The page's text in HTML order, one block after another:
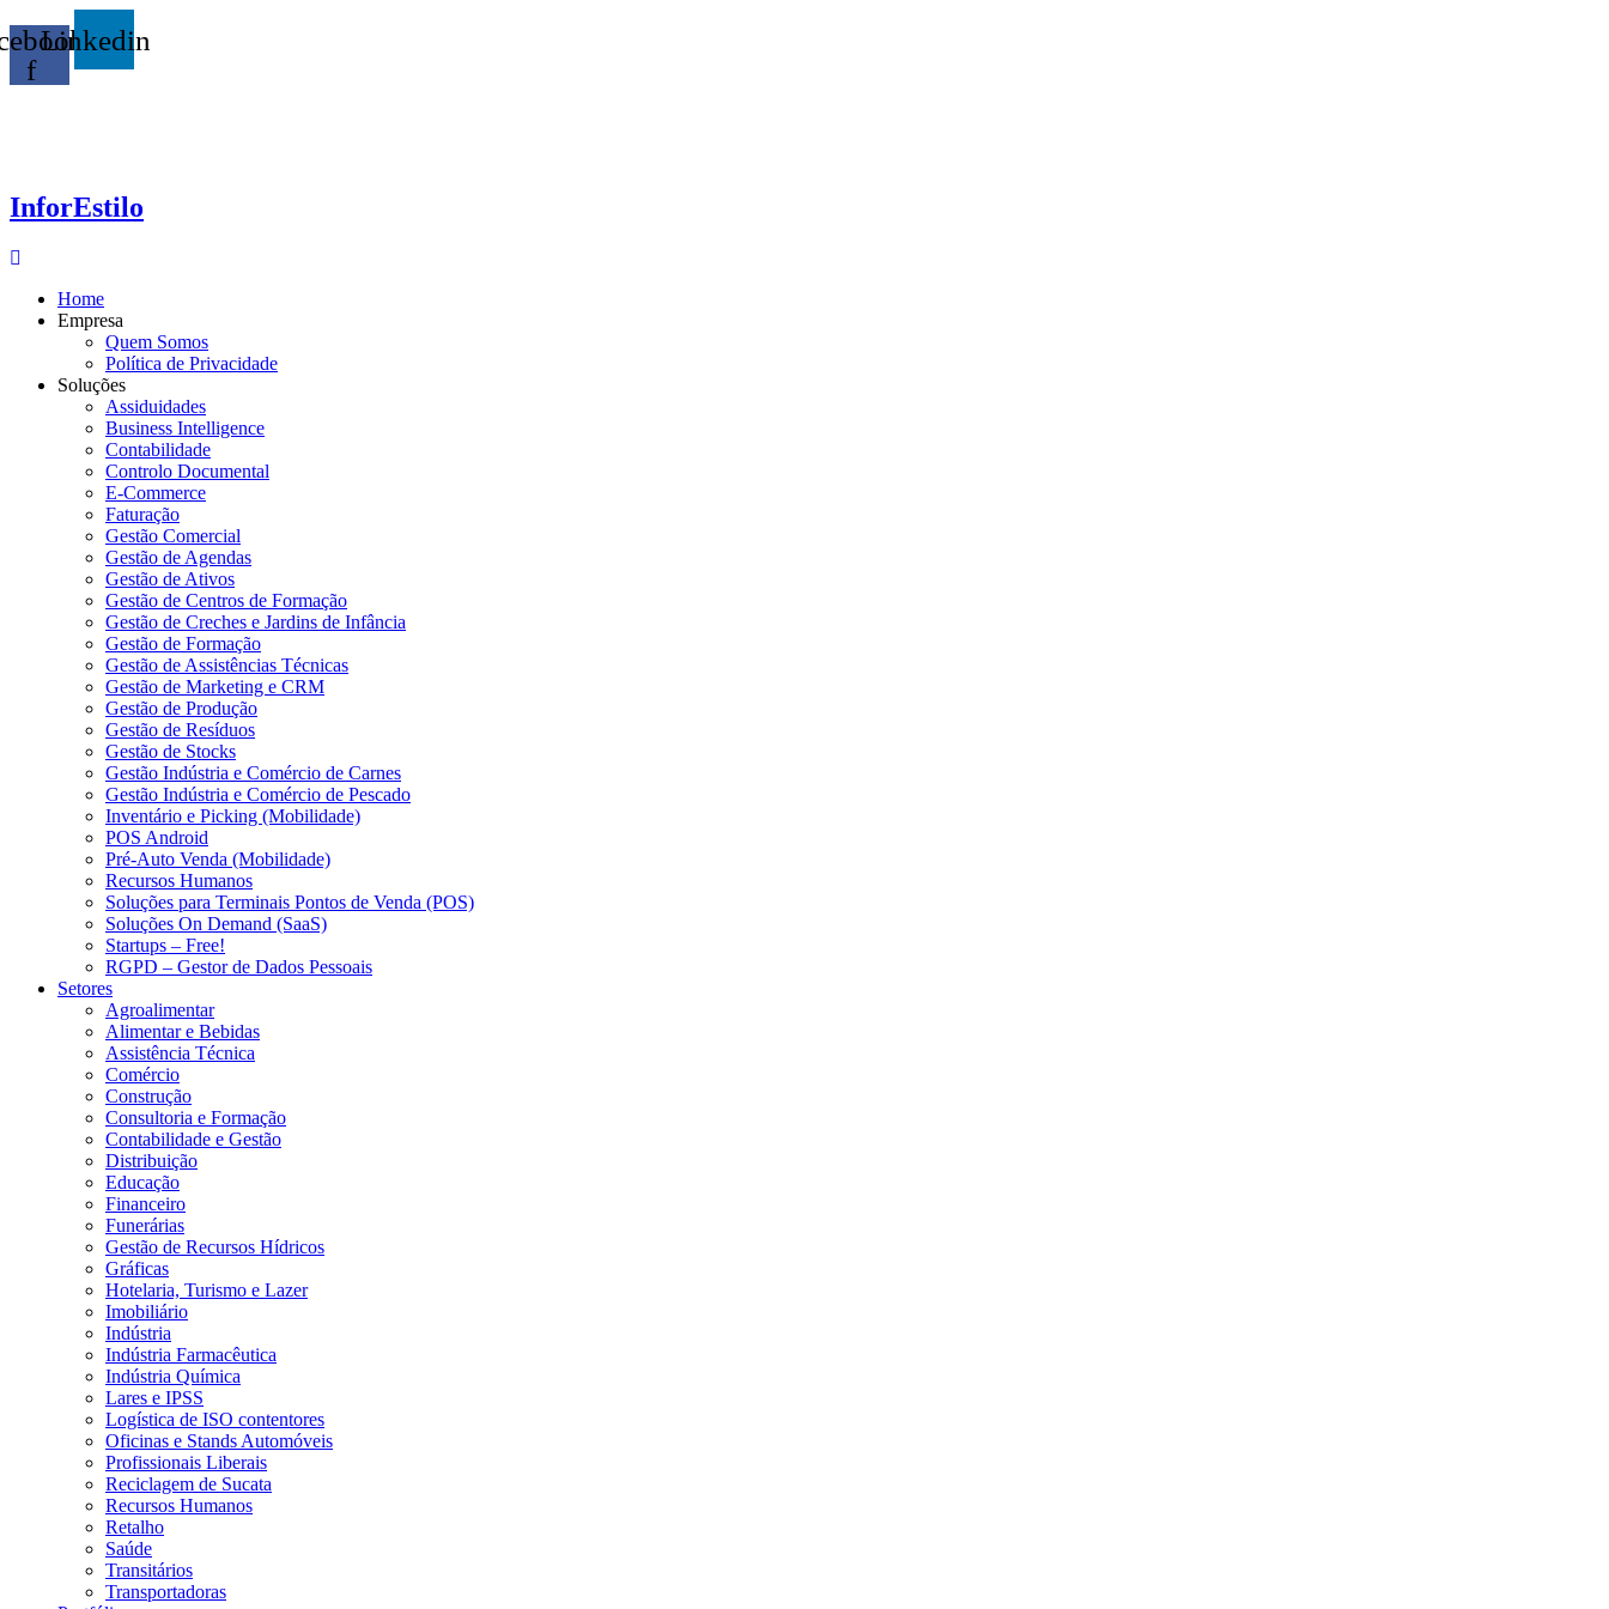
para
conteúdo
f
Linkedin
InforEstilo
Home
Empresa
Quem Somos
Política de Privacidade
Soluções
Assiduidades
Business Intelligence
Contabilidade
Controlo Documental
E-Commerce
Faturação
Gestão Comercial
Gestão de Agendas
Gestão de Ativos
Gestão de Centros de Formação
Gestão de Creches e Jardins de Infância
Gestão de Formação
Gestão de Assistências Técnicas
Gestão de Marketing e CRM
Gestão de Produção
Gestão de Resíduos
Gestão de Stocks
Gestão Indústria e Comércio de Carnes
Gestão Indústria e Comércio de Pescado
Inventário e Picking (Mobilidade)
POS Android
Pré-Auto Venda (Mobilidade)
Recursos Humanos
Soluções para Terminais Pontos de Venda (POS)
Soluções On Demand (SaaS)
Startups – Free!
RGPD – Gestor de Dados Pessoais
Setores
Agroalimentar
Alimentar e Bebidas
Assistência Técnica
Comércio
Construção
Consultoria e Formação
Contabilidade e Gestão
Distribuição
Educação
Financeiro
Funerárias
Gestão de Recursos Hídricos
Gráficas
Hotelaria, Turismo e Lazer
Imobiliário
Indústria
Indústria Farmacêutica
Indústria Química
Lares e IPSS
Logística de ISO contentores
Oficinas e Stands Automóveis
Profissionais Liberais
Reciclagem de Sucata
Recursos Humanos
Retalho
Saúde
Transitários
Transportadoras